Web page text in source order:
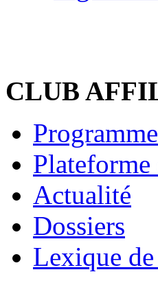
CLUB
Actualité
Dossiers
Lexique